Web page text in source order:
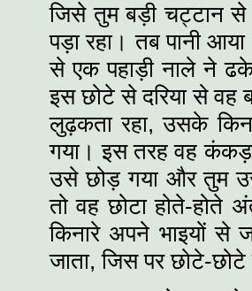
जिसे तुम बड़ी चट्टान से
पड़ा रहा। तब पानी
से एक पहाड़ी नाले ने
इस छोटे से दरिया से वह
लुढ़कता रहा, उसके
गया। इस तरह वह कंकड़
उसे छोड़ गया और तुम
तो वह छोटा होते-होते
किनारे अपने भाइयों से
जाता, जिस पर छोटे-